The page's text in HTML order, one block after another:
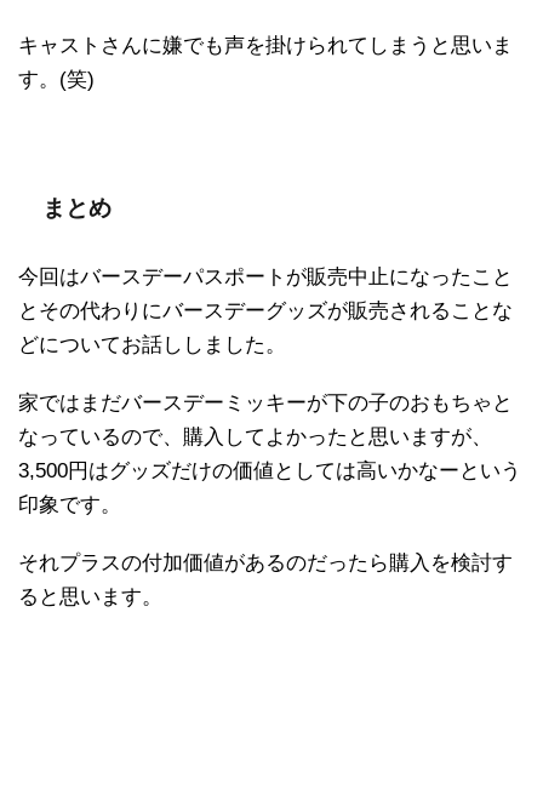
キャストさんに嫌でも声を掛けられてしまうと思いま
す。(笑)
まとめ
今回はバースデーパスポートが販売中止になったこと
とその代わりにバースデーグッズが販売されることな
どについてお話ししました。
家ではまだバースデーミッキーが下の子のおもちゃと
なっているので、購入してよかったと思いますが、
3,500円はグッズだけの価値としては高いかなーという
印象です。
それプラスの付加価値があるのだったら購入を検討す
ると思います。